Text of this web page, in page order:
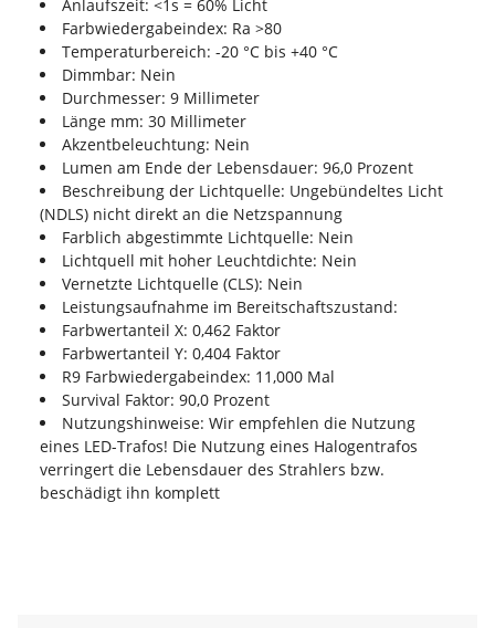
Anlaufszeit: <1s = 60% Licht
Farbwiedergabeindex: Ra >80
Temperaturbereich: -20 °C bis +40 °C
Dimmbar: Nein
Durchmesser: 9 Millimeter
Länge mm: 30 Millimeter
Akzentbeleuchtung: Nein
Lumen am Ende der Lebensdauer: 96,0 Prozent
Beschreibung der Lichtquelle: Ungebündeltes Licht
(NDLS) nicht direkt an die Netzspannung
Farblich abgestimmte Lichtquelle: Nein
Lichtquell mit hoher Leuchtdichte: Nein
Vernetzte Lichtquelle (CLS): Nein
Leistungsaufnahme im Bereitschaftszustand:
Farbwertanteil X: 0,462 Faktor
Farbwertanteil Y: 0,404 Faktor
R9 Farbwiedergabeindex: 11,000 Mal
Survival Faktor: 90,0 Prozent
Nutzungshinweise: Wir empfehlen die Nutzung
eines LED-Trafos! Die Nutzung eines Halogentrafos
verringert die Lebensdauer des Strahlers bzw.
beschädigt ihn komplett